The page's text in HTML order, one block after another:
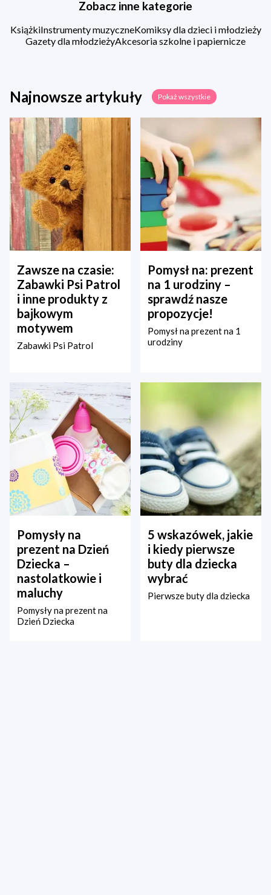
Zobacz inne kategorie
KsiążkiInstrumenty muzyczneKomiksy dla dzieci i młodzieży
Gazety dla młodzieżyAkcesoria szkolne i papiernicze
Najnowsze artykuły Pokaż wszystkie
Zawsze na czasie:
Zabawki Psi Patrol
i inne produkty z
bajkowym
motywem
Zabawki Psi Patrol
Pomysł na: prezent
na 1 urodziny –
sprawdź nasze
propozycje!
Pomysł na prezent na 1
urodziny
Pomysły na
prezent na Dzień
Dziecka –
nastolatkowie i
maluchy
Pomysły na prezent na
Dzień Dziecka
5 wskazówek, jakie
i kiedy pierwsze
buty dla dziecka
wybrać
Pierwsze buty dla dziecka